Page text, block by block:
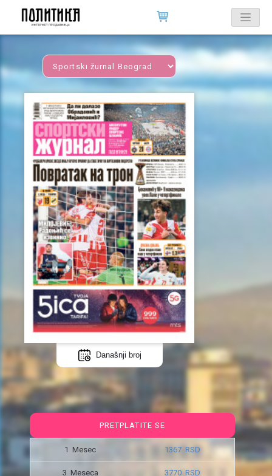
Današnji broj
PRETPLATITE SE
1 Mesec 1367 RSD
3 Meseca 3770 RSD